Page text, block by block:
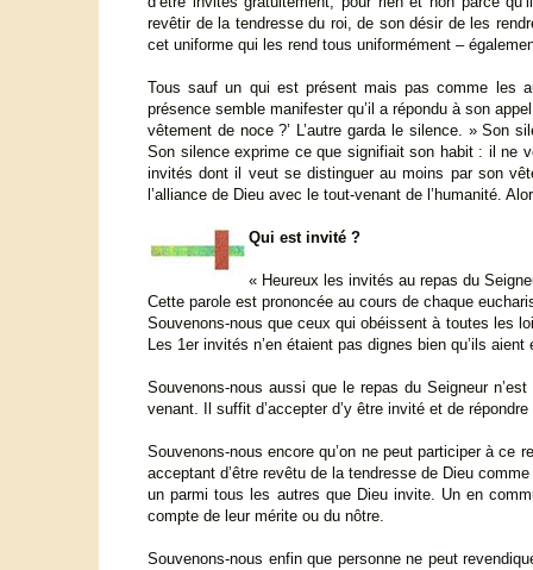
revêtir de la tendresse du roi, de son désir de les
cet uniforme qui les rend tous uniformément –
Tous sauf un qui est présent mais pas comme les
présence semble manifester qu’il a répondu à son
vêtement de noce ?’ L’autre garda le silence. » Son
Son silence exprime ce que signifiait son habit : il ne
invités dont il veut se distinguer au moins par son
l’alliance de Dieu avec le tout-venant de l’humanité.
Qui est invité ?
« Heureux les invités au repas du
Cette parole est prononcée au cours de chaque
Souvenons-nous que ceux qui obéissent à toutes les
Les 1er invités n’en étaient pas dignes bien qu’ils
Souvenons-nous aussi que le repas du Seigneur
venant. Il suffit d’accepter d’y être invité et de
Souvenons-nous encore qu’on ne peut participer à ce
acceptant d’être revêtu de la tendresse de Dieu
un parmi tous les autres que Dieu invite. Un en
compte de leur mérite ou du nôtre.
Souvenons-nous enfin que personne ne peut